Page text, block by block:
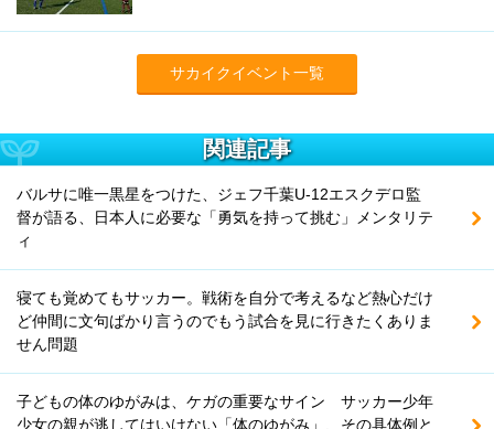
サカイクイベント一覧
関連記事
バルサに唯一黒星をつけた、ジェフ千葉U-12エスクデロ監
督が語る、日本人に必要な「勇気を持って挑む」メンタリテ
ィ
寝ても覚めてもサッカー。戦術を自分で考えるなど熱心だけ
ど仲間に文句ばかり言うのでもう試合を見に行きたくありま
せん問題
子どもの体のゆがみは、ケガの重要なサイン サッカー少年
少女の親が逃してはいけない「体のゆがみ」、その具体例と